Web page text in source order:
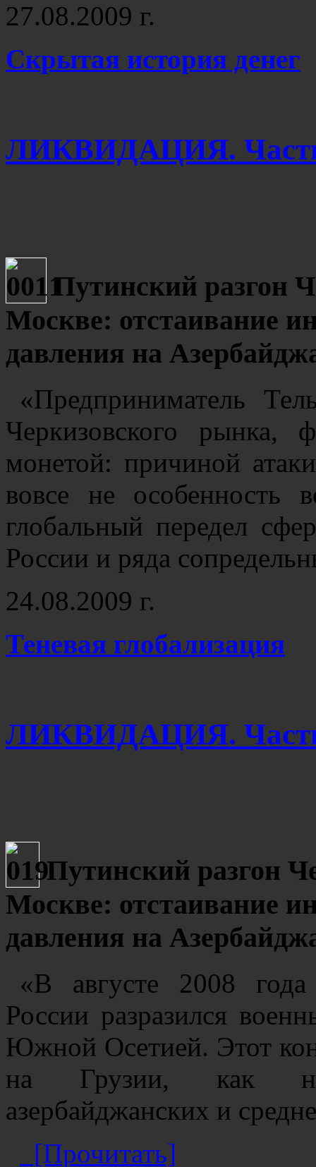
27.08.2009 г.
Скрытая история денег
ЛИКВИДАЦИЯ.
Путинский разгон
Москве: отстаивание
давления на
«Предприниматель
Черкизовского рынка,
монетой: причиной
вовсе не особенность
глобальный передел
России и ряда
24.08.2009 г.
Теневая глобализация
ЛИКВИДАЦИЯ.
Путинский разгон
Москве: отстаивание
давления на
«В августе 2008
России разразился
Южной Осетией. Этот
на Грузии, как на
азербайджанских и
[Прочитать]